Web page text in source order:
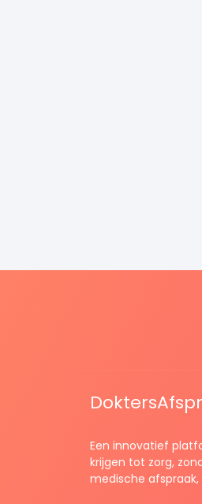
Een innovatief
krijgen tot zorg,
medische